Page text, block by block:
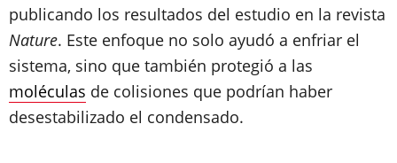
publicando los resultados del estudio en la revista
Nature. Este enfoque no solo ayudó a enfriar el
sistema, sino que también protegió a las
moléculas de colisiones que podrían haber
desestabilizado el condensado.